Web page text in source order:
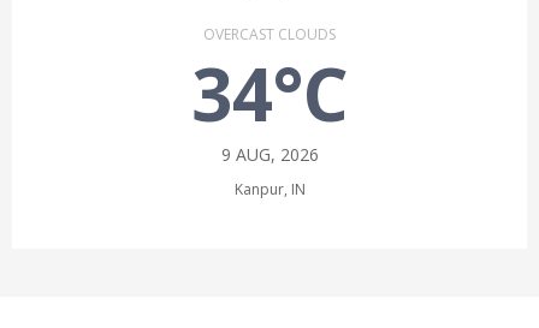
OVERCAST CLOUDS
34°C
9 AUG, 2026
Kanpur, IN